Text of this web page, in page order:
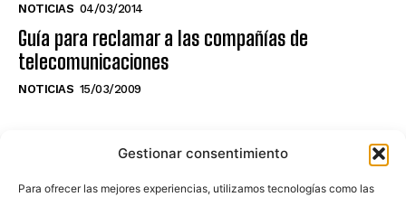
Gestionar consentimiento
Para ofrecer las mejores experiencias, utilizamos tecnologías como las
NOTICIAS 04/03/2014
Guía para reclamar a las compañías de
telecomunicaciones
NOTICIAS 15/03/2009
NO TE PIERDAS LO ÚLTIMO DEL CANAL